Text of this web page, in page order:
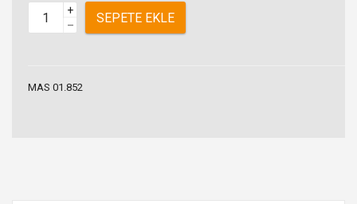
+
–
SEPETE EKLE
MAS 01.852